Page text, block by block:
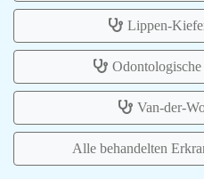
Lippen-
Van-der-
Alle behandelten